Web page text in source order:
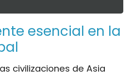
esencial en la
civilizaciones de Asia